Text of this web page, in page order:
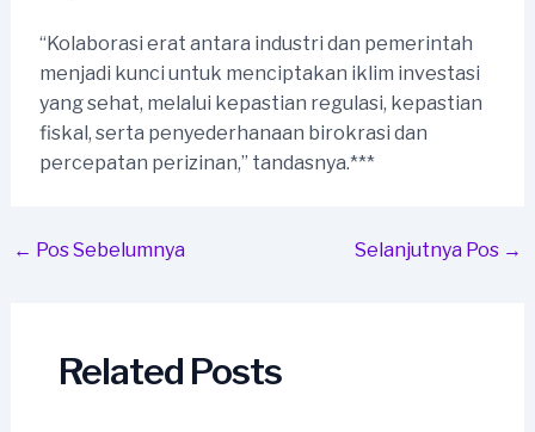
“Kolaborasi erat antara industri dan pemerintah
menjadi kunci untuk menciptakan iklim investasi
yang sehat, melalui kepastian regulasi, kepastian
fiskal, serta penyederhanaan birokrasi dan
percepatan perizinan,” tandasnya.***
Post
← Pos Sebelumnya Selanjutnya Pos →
Related Posts